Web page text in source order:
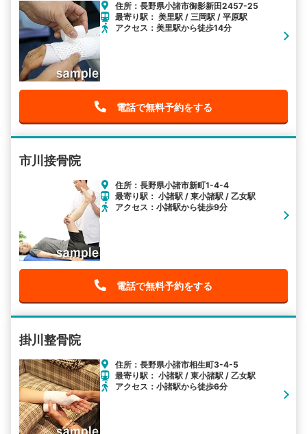
その他の検索方法
駅から探す
住所：長野県小諸市御影新田2457-25
最寄り駅： 美里駅 / 三岡駅 / 平原駅
アクセス：美里駅から徒歩14分
電話で無料予約をする
市川接骨院
住所：長野県小諸市新町1-4-4
最寄り駅： 小諸駅 / 東小諸駅 / 乙女駅
アクセス：小諸駅から徒歩9分
電話で無料予約をする
掛川整骨院
住所：長野県小諸市相生町3-4-5
最寄り駅： 小諸駅 / 東小諸駅 / 乙女駅
アクセス：小諸駅から徒歩6分